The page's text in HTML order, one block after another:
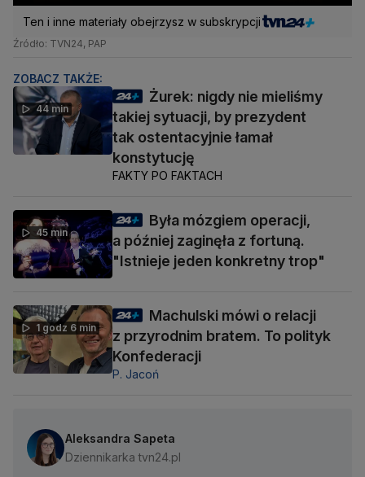
Ten i inne materiały obejrzysz w subskrypcji
Źródło: TVN24, PAP
ZOBACZ TAKŻE:
44 min
Żurek: nigdy nie mieliśmy
takiej sytuacji, by prezydent
tak ostentacyjnie łamał
konstytucję
FAKTY PO FAKTACH
45 min
Była mózgiem operacji,
a później zaginęła z fortuną.
"Istnieje jeden konkretny trop"
1 godz 6 min
Machulski mówi o relacji
z przyrodnim bratem. To polityk
Konfederacji
P. Jacoń
Aleksandra Sapeta
Dziennikarka tvn24.pl